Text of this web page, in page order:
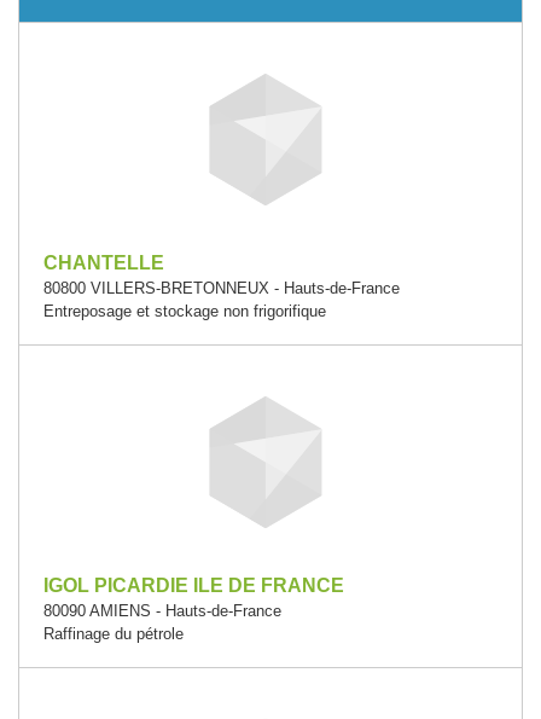
CHANTELLE
80800 VILLERS-BRETONNEUX - Hauts-de-France
Entreposage et stockage non frigorifique
IGOL PICARDIE ILE DE FRANCE
80090 AMIENS - Hauts-de-France
Raffinage du pétrole